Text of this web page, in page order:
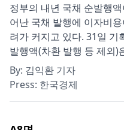
정부의 내년 국채 순발행
어난 국채 발행에 이자비용
려가 커지고 있다. 31일 기
발행액(차환 발행 등 제외)
By: 김익환 기자
Press: 한국경제